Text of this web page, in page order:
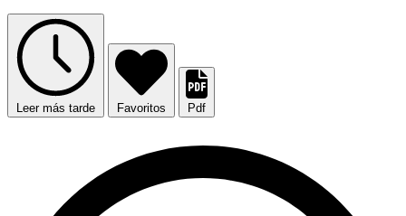
Leer más tarde Favoritos Pdf